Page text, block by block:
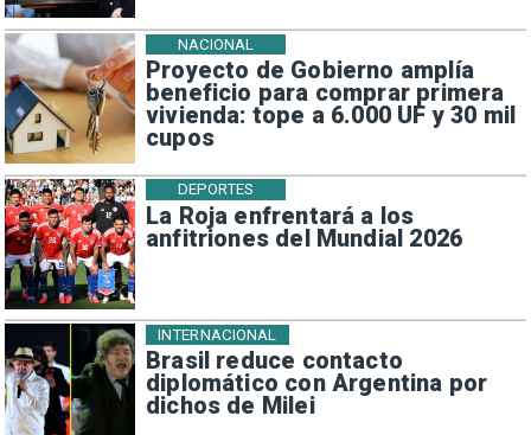
Proyecto de Gobierno amplía
beneficio para comprar primera
vivienda: tope a 6.000 UF y 30 mil
cupos
NACIONAL
La Roja enfrentará a los
anfitriones del Mundial 2026
DEPORTES
Brasil reduce contacto
diplomático con Argentina por
dichos de Milei
INTERNACIONAL